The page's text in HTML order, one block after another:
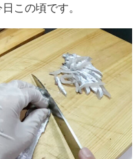
この頃です。